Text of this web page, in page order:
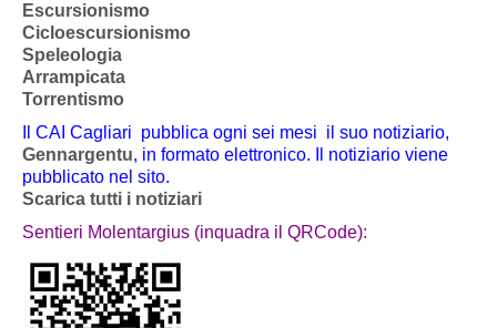
Escursionismo
Cicloescursionismo
Speleologia
Arrampicata
Torrentismo
Il CAI Cagliari pubblica ogni sei mesi il suo notiziario,
Gennargentu, in formato elettronico. Il notiziario viene
pubblicato nel sito.
Scarica tutti i notiziari
Sentieri Molentargius (inquadra il QRCode):